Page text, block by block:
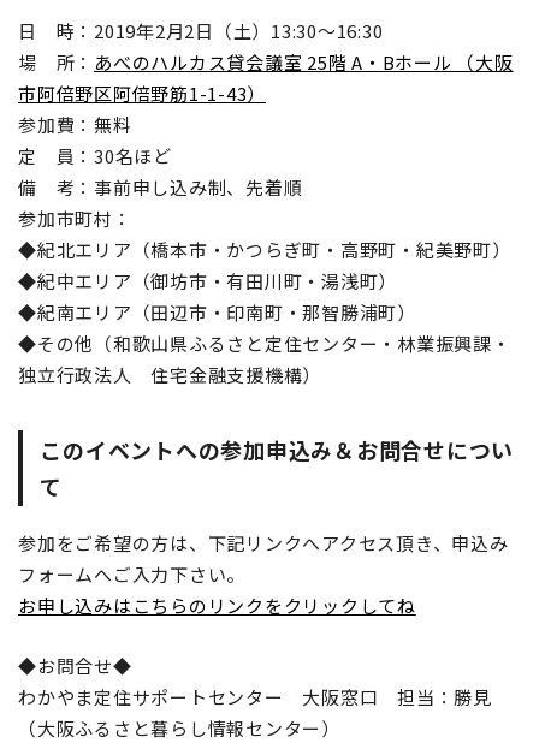
日 時：2019年2月2日（土）13:30～16:30
場 所： あべのハルカス貸会議室 25階 A・Bホール （大阪
市阿倍野区阿倍野筋1-1-43）
参加費：無料
定 員：30名ほど
備 考：事前申し込み制、先着順
参加市町村：
◆紀北エリア（橋本市・かつらぎ町・高野町・紀美野町）
◆紀中エリア（御坊市・有田川町・湯浅町）
◆紀南エリア（田辺市・印南町・那智勝浦町）
◆その他（和歌山県ふるさと定住センター・林業振興課・
独立行政法人 住宅金融支援機構）
このイベントへの参加申込み＆お問合せについ
て
参加をご希望の方は、下記リンクへアクセス頂き、申込み
フォームへご入力下さい。
お申し込みはこちらのリンクをクリックしてね
◆お問合せ◆
わかやま定住サポートセンター 大阪窓口 担当：勝見
（大阪ふるさと暮らし情報センター）